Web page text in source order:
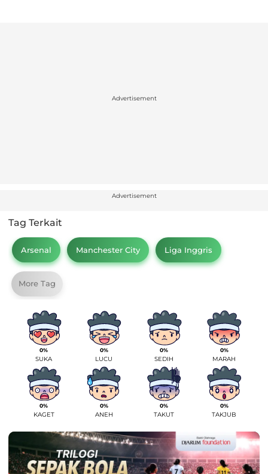
Advertisement
Advertisement
Tag Terkait
Arsenal Manchester City Liga Inggris
More Tag
0%
SUKA
0%
LUCU
0%
SEDIH
0%
MARAH
0%
KAGET
0%
ANEH
0%
TAKUT
0%
TAKJUB